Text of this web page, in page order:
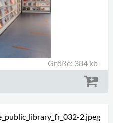
Größe: 384 kb
2.jpeg